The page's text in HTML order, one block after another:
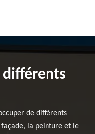
différents
de différents
façade, la peinture et le